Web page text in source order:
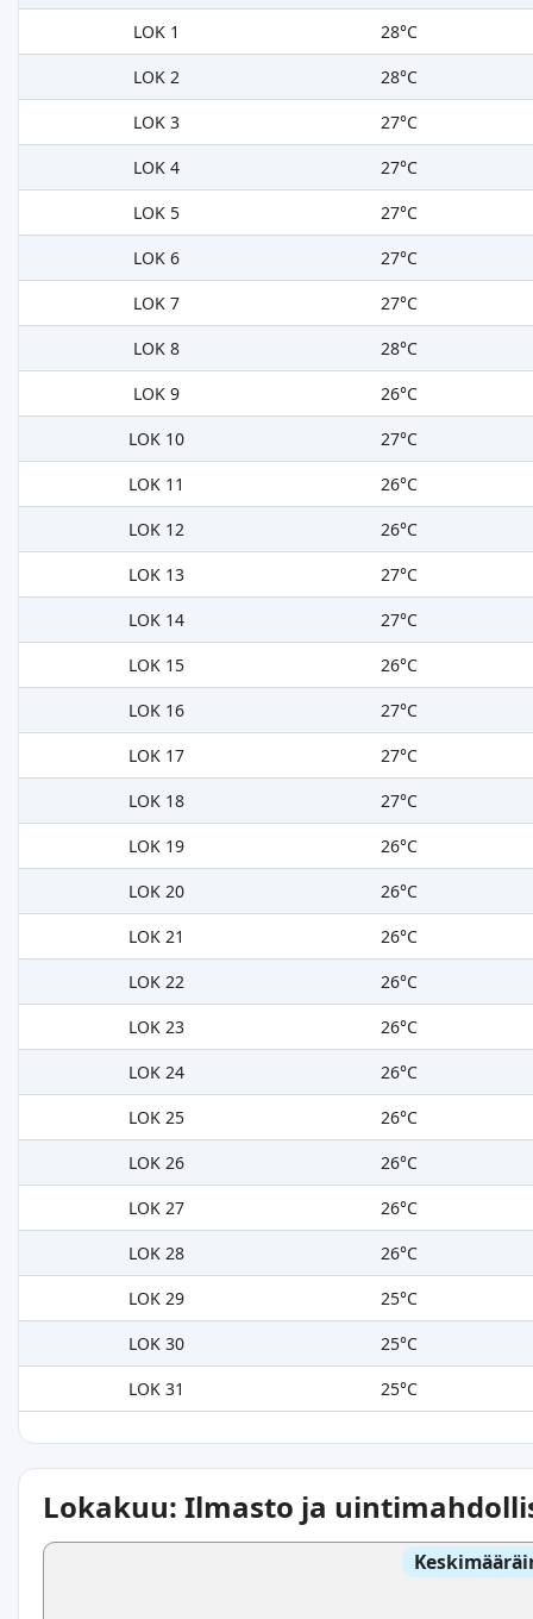
LOK 1
28°C
LOK 2
28°C
LOK 3
27°C
LOK 4
27°C
LOK 5
27°C
LOK 6
27°C
LOK 7
27°C
LOK 8
28°C
LOK 9
26°C
LOK 10
27°C
LOK 11
26°C
LOK 12
26°C
LOK 13
27°C
LOK 14
27°C
LOK 15
26°C
LOK 16
27°C
LOK 17
27°C
LOK 18
27°C
LOK 19
26°C
LOK 20
26°C
LOK 21
26°C
LOK 22
26°C
LOK 23
26°C
LOK 24
26°C
LOK 25
26°C
LOK 26
26°C
LOK 27
26°C
LOK 28
26°C
LOK 29
25°C
LOK 30
25°C
LOK 31
25°C
Lokakuu: Ilmasto ja